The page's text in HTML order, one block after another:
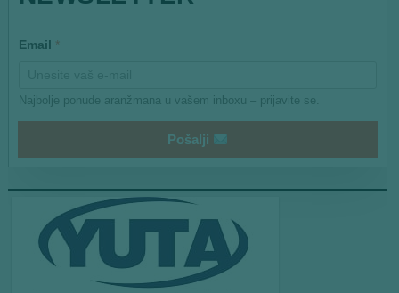
a
E
i
a
l
Email *
Najbolje ponude aranžmana u vašem inboxu – prijavite se.
Pošalji